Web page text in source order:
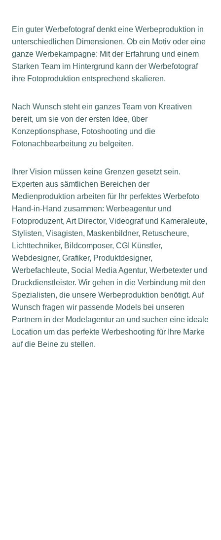
Ein guter Werbefotograf denkt eine Werbeproduktion in
unterschiedlichen Dimensionen. Ob ein Motiv oder eine
ganze Werbekampagne: Mit der Erfahrung und einem
Starken Team im Hintergrund kann der Werbefotograf
ihre Fotoproduktion entsprechend skalieren.
Nach Wunsch steht ein ganzes Team von Kreativen
bereit, um sie von der ersten Idee, über
Konzeptionsphase, Fotoshooting und die
Fotonachbearbeitung zu belgeiten.
Ihrer Vision müssen keine Grenzen gesetzt sein.
Experten aus sämtlichen Bereichen der
Medienproduktion arbeiten für Ihr perfektes Werbefoto
Hand-in-Hand zusammen: Werbeagentur und
Fotoproduzent, Art Director, Videograf und Kameraleute,
Stylisten, Visagisten, Maskenbildner, Retuscheure,
Lichttechniker, Bildcomposer, CGI Künstler,
Webdesigner, Grafiker, Produktdesigner,
Werbefachleute, Social Media Agentur, Werbetexter und
Druckdienstleister. Wir gehen in die Verbindung mit den
Spezialisten, die unsere Werbeproduktion benötigt. Auf
Wunsch fragen wir passende Models bei unseren
Partnern in der Modelagentur an und suchen eine ideale
Location um das perfekte Werbeshooting für Ihre Marke
auf die Beine zu stellen.